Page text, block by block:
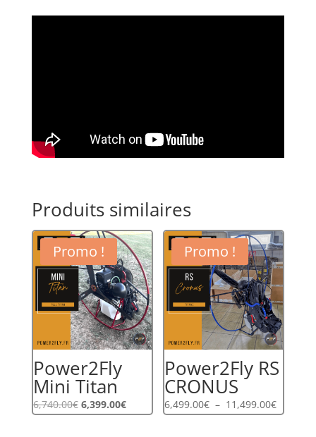
Produits similaires
Promo !
Power2Fly
Mini Titan
6,740.00€ Le
6,399.00€Le
Promo !
Power2Fly RS
CRONUS
6,499.00€ – 11,499.00€Plage